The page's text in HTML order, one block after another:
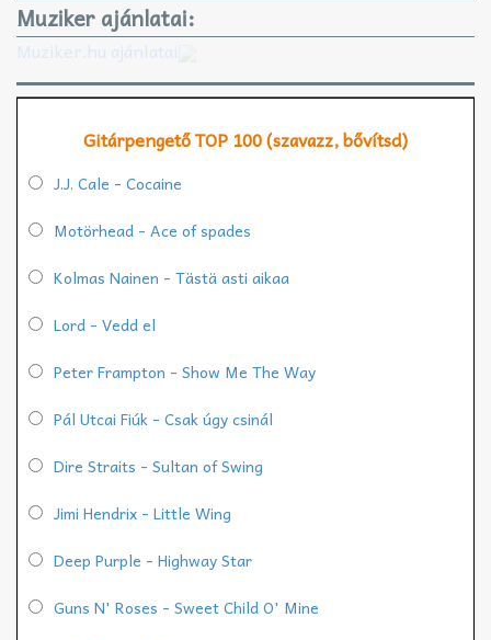
Muziker ajánlatai:
Muziker.hu ajánlatai
Gitárpengető TOP 100 (szavazz, bővítsd)
J.J. Cale - Cocaine
Motörhead - Ace of spades
Kolmas Nainen - Tästä asti aikaa
Lord - Vedd el
Peter Frampton - Show Me The Way
Pál Utcai Fiúk - Csak úgy csinál
Dire Straits - Sultan of Swing
Jimi Hendrix - Little Wing
Deep Purple - Highway Star
Guns N' Roses - Sweet Child O' Mine